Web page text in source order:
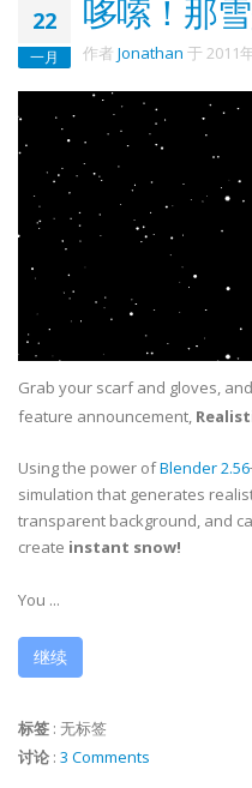
22
一月
哆嗦！那
作者 Jonathan 于 2011
Grab your scarf and gloves,
feature announcement,
Using the power ofBlender 2.56
simulation that generates
transparent background, and
create instant snow!
You ...
继续
标签 : 无标签
讨论 : 3 Comments